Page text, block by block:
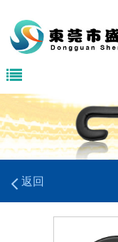
返回